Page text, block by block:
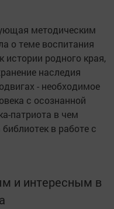
методическим
о теме воспитания
истории родного края,
наследия
- необходимое
с осознанной
патриота в чем
в работе с
и интересным в